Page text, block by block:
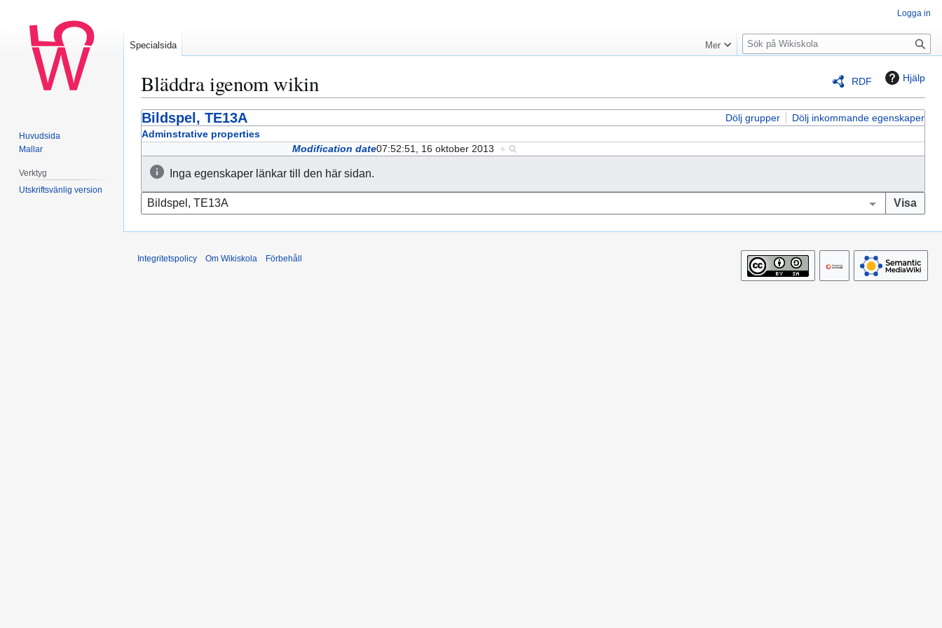
RDF Hjälp
Bläddra igenom wikin
Hoppa
till
Hoppa
till
Bildspel, TE13A Dölj grupper
Dölj inkommande egenskaper
Adminstrative properties
Modification date07:52:51, 16 oktober 2013 +
Inga egenskaper länkar till den här sidan.
Logga in
Specialsida Mer
S
ö
Huvudsida
Mallar
Verktyg
Utskriftsvänlig version
Integritetspolicy Om Wikiskola Förbehåll